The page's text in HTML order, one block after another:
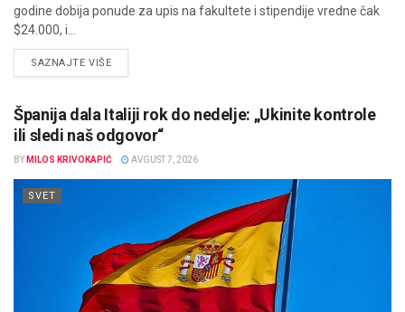
godine dobija ponude za upis na fakultete i stipendije vredne čak
$24.000, i...
SAZNAJTE VIŠEDETAILS
Španija dala Italiji rok do nedelje: „Ukinite kontrole
ili sledi naš odgovor“
BY MILOS KRIVOKAPIĆ AVGUST 7, 2026
SVET